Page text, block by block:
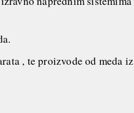
, te proizvode od meda iz